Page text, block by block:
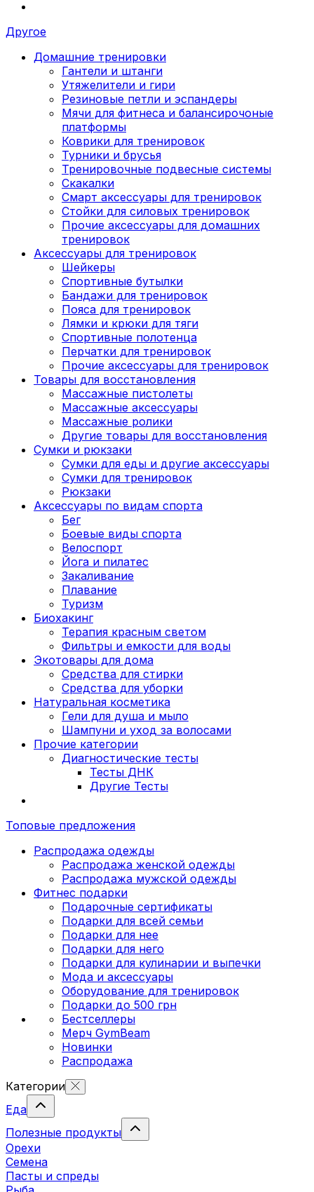
Другое
Домашние тренировки
Гантели и штанги
Утяжелители и гири
Резиновые петли и эспандеры
Мячи для фитнеса и балансирочоные
платформы
Коврики для тренировок
Турники и брусья
Тренировочные подвесные системы
Скакалки
Смарт аксессуары для тренировок
Стойки для силовых тренировок
Прочие аксессуары для домашних
тренировок
Аксессуары для тренировок
Шейкеры
Спортивные бутылки
Бандажи для тренировок
Пояса для тренировок
Лямки и крюки для тяги
Спортивные полотенца
Перчатки для тренировок
Прочие аксессуары для тренировок
Товары для восстановления
Массажные пистолеты
Массажные аксессуары
Массажные ролики
Другие товары для восстановления
Сумки и рюкзаки
Сумки для еды и другие аксессуары
Сумки для тренировок
Рюкзаки
Аксессуары по видам спорта
Бег
Боевые виды спорта
Велоспорт
Йога и пилатес
Закаливание
Плавание
Туризм
Биохакинг
Терапия красным светом
Фильтры и емкости для воды
Экотовары для дома
Средства для стирки
Средства для уборки
Натуральная косметика
Гели для душа и мыло
Шампуни и уход за волосами
Прочие категории
Диагностические тесты
Тесты ДНК
Другие Тесты
Топовые предложения
Распродажа одежды
Распродажа женской одежды
Распродажа мужской одежды
Фитнес подарки
Подарочные сертификаты
Подарки для всей семьи
Подарки для нее
Подарки для него
Подарки для кулинарии и выпечки
Мода и аксессуары
Оборудование для тренировок
Подарки до 500 грн
Бестселлеры
Мерч GymBeam
Новинки
Распродажа
Категории
Еда
Полезные продукты
Орехи
Семена
Пасты и спреды